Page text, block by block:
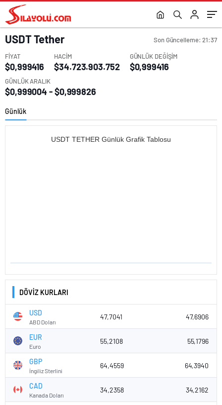
USDTTether Son Güncelleme: 21:37
FİYAT
$0,999416
HACİM
$34.723.903.752
GÜNLÜK DEĞİŞİM
$0,999416
GÜNLÜK ARALIK
$0,999004 - $0,999826
Günlük
USDT TETHER Günlük Grafik Tablosu
DÖVİZ KURLARI
USD
ABD Doları
47,7041 47,6906
EUR
Euro
55,2108 55,1796
GBP
İngiliz Sterlini
64,4559 64,3940
CAD
Kanada Doları
34,2358 34,2162